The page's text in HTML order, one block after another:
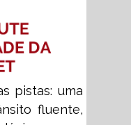
pistas: uma
fluente,